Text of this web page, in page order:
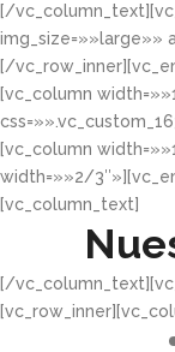
[/
img_size=»»large»»
[/
[vc_column
[vc_column
width=»»2/
[vc_column_text]
[/